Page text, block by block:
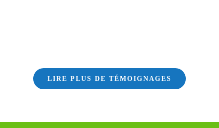
LIRE PLUS DE TÉMOIGNAGES